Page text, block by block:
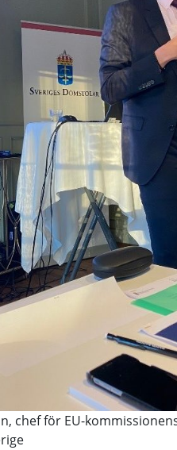
chef för EU-